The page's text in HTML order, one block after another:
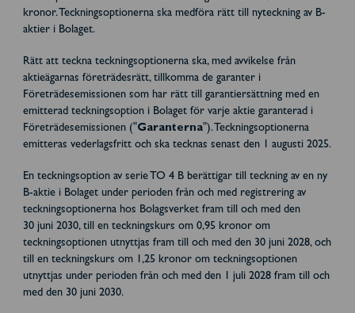
kronor. Teckningsoptionerna ska medföra rätt till nyteckning av B-
aktier i Bolaget.
Rätt att teckna teckningsoptionerna ska, med avvikelse från
aktieägarnas företrädesrätt, tillkomma de garanter i
Företrädesemissionen som har rätt till garantiersättning med en
emitterad teckningsoption i Bolaget för varje aktie garanterad i
Företrädesemissionen ("Garanterna"). Teckningsoptionerna
emitteras vederlagsfritt och ska tecknas senast den 1 augusti 2025.
En teckningsoption av serie TO 4 B berättigar till teckning av en ny
B-aktie i Bolaget under perioden från och med registrering av
teckningsoptionerna hos Bolagsverket fram till och med den
30 juni 2030, till en teckningskurs om 0,95 kronor om
teckningsoptionen utnyttjas fram till och med den 30 juni 2028, och
till en teckningskurs om 1,25 kronor om teckningsoptionen
utnyttjas under perioden från och med den 1 juli 2028 fram till och
med den 30 juni 2030.